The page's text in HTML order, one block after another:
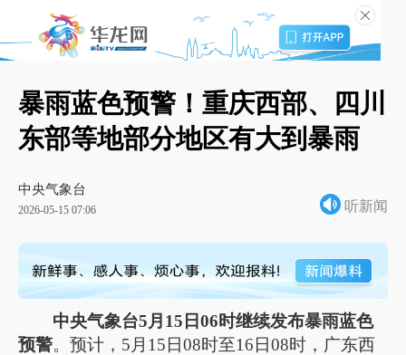
暴雨蓝色预警！重庆西部、四川
东部等地部分地区有大到暴雨
中央气象台
2026-05-15 07:06 听新闻
中央气象台5月15日06时继续发布暴雨蓝色
预警。预计，5月15日08时至16日08时，广东西